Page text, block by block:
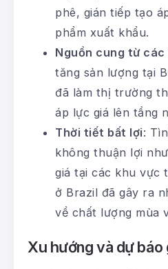
phê, gián tiếp tạo
phẩm xuất khẩu.
Nguồn cung từ các
tăng sản lượng tại
đã làm thị trường
áp lực giá lên tầng
Thời tiết bất lợi:
không thuận lợi
giá tại các khu vực
ở Brazil đã gây ra
về chất lượng mùa
Xu hướng và dự báo